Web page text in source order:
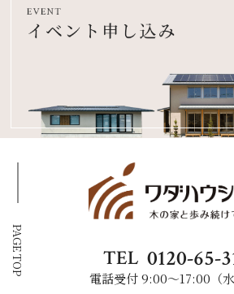
TEL 0120-65-
電話受付 9:00〜17:00（水
PAGE TOP